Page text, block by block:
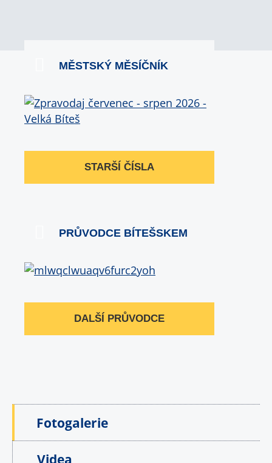
MĚSTSKÝ MĚSÍČNÍK
STARŠÍ ČÍSLA
PRŮVODCE BÍTEŠSKEM
DALŠÍ PRŮVODCE
Fotogalerie
Videa